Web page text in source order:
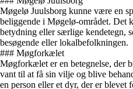
Møgelø Juulsborg kunne være en
beliggende i Møgelø-området. Det
betydning eller særlige kendetegn,
besøgende eller lokalbefolkningen.
### Møgforkælet
Møgforkælet er en betegnelse, der
vant til at få sin vilje og blive
en person eller et dyr, der er